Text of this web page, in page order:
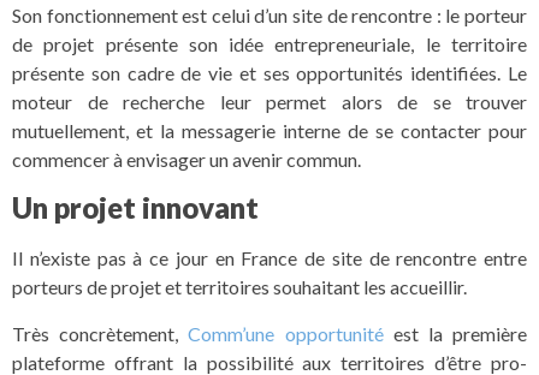
Son fonctionnement est celui d’un site de rencontre : le porteur
de projet présente son idée entrepreneuriale, le territoire
présente son cadre de vie et ses opportunités identifiées. Le
moteur de recherche leur permet alors de se trouver
mutuellement, et la messagerie interne de se contacter pour
commencer à envisager un avenir commun.
Un projet innovant
Il n’existe pas à ce jour en France de site de rencontre entre
porteurs de projet et territoires souhaitant les accueillir.
Très concrètement,Comm’une opportunitéest la première
plateforme offrant la possibilité aux territoires d’être pro-